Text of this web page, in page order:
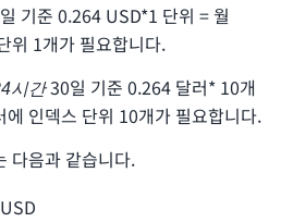
기준 0.264 USD*1 단위 = 월
위 1개가 필요합니다.
시간30일 기준 0.264 달러* 10개
인덱스 단위 10개가 필요합니다.
다음과 같습니다.